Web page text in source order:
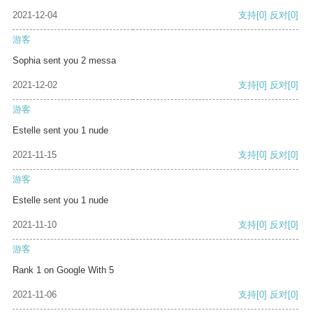
2021-12-04 支持[0] 反对[0]
游客
Sophia sent you 2 messa
2021-12-02 支持[0] 反对[0]
游客
Estelle sent you 1 nude
2021-11-15 支持[0] 反对[0]
游客
Estelle sent you 1 nude
2021-11-10 支持[0] 反对[0]
游客
Rank 1 on Google With 5
2021-11-06 支持[0] 反对[0]